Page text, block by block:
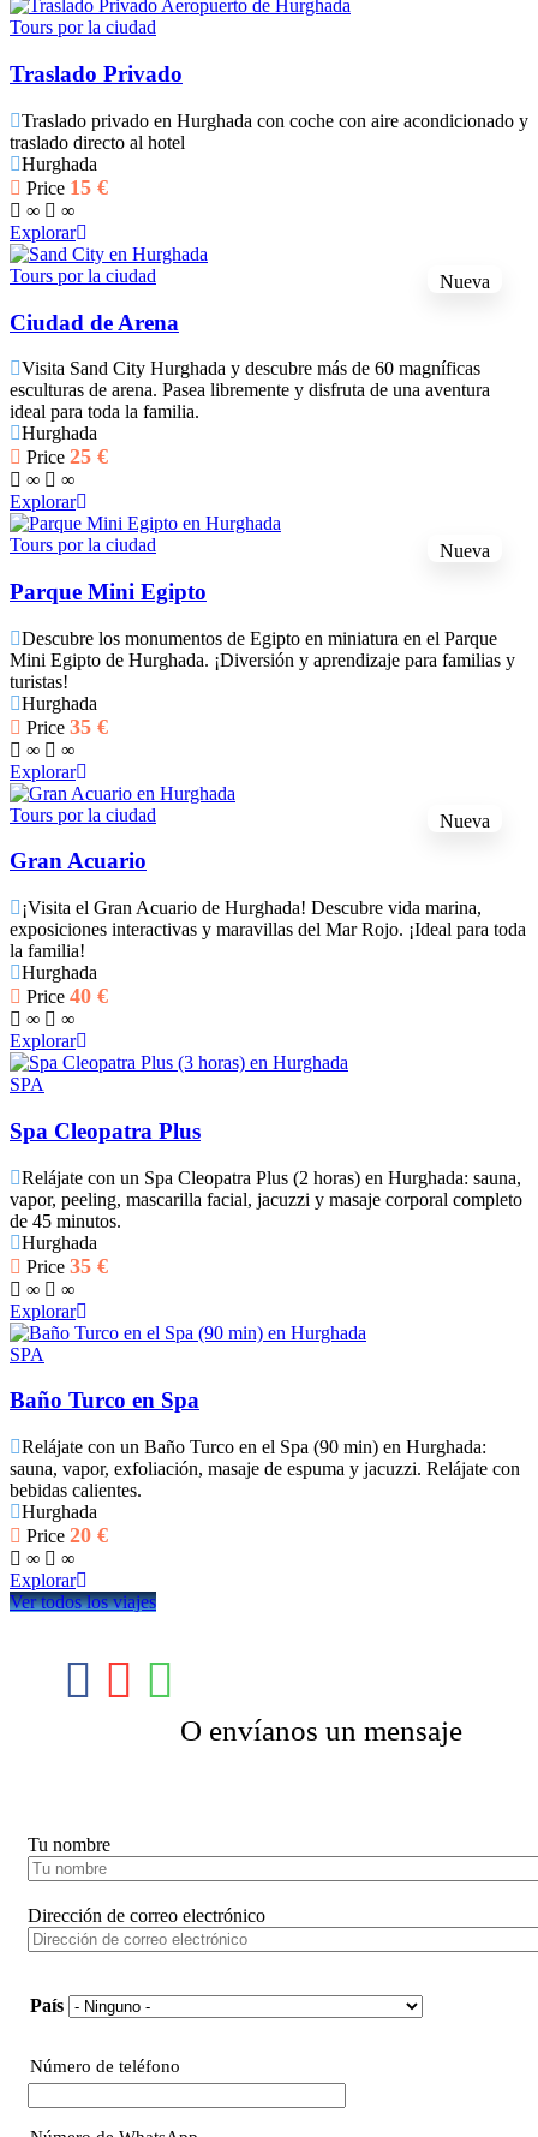
Tours por la ciudad
Traslado Privado
Traslado privado en Hurghada con coche con aire acondicionado y
traslado directo al hotel
Hurghada
Price 15 €
∞
∞
Explorar
Nueva
Tours por la ciudad
Ciudad de Arena
Visita Sand City Hurghada y descubre más de 60 magníficas
esculturas de arena. Pasea libremente y disfruta de una aventura
ideal para toda la familia.
Hurghada
Price 25 €
∞
∞
Explorar
Nueva
Tours por la ciudad
Parque Mini Egipto
Descubre los monumentos de Egipto en miniatura en el Parque
Mini Egipto de Hurghada. ¡Diversión y aprendizaje para familias y
turistas!
Hurghada
Price 35 €
∞
∞
Explorar
Nueva
Tours por la ciudad
Gran Acuario
¡Visita el Gran Acuario de Hurghada! Descubre vida marina,
exposiciones interactivas y maravillas del Mar Rojo. ¡Ideal para toda
la familia!
Hurghada
Price 40 €
∞
∞
Explorar
SPA
Spa Cleopatra Plus
Relájate con un Spa Cleopatra Plus (2 horas) en Hurghada: sauna,
vapor, peeling, mascarilla facial, jacuzzi y masaje corporal completo
de 45 minutos.
Hurghada
Price 35 €
∞
∞
Explorar
SPA
Baño Turco en Spa
Relájate con un Baño Turco en el Spa (90 min) en Hurghada:
sauna, vapor, exfoliación, masaje de espuma y jacuzzi. Relájate con
bebidas calientes.
Hurghada
Price 20 €
∞
∞
Explorar
Ver todos los viajes
O envíanos un mensaje
Tu nombre
Dirección de correo electrónico
País
Número de teléfono